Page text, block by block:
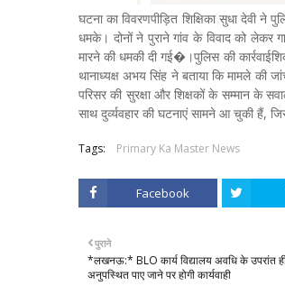
घटना का विवरणपीड़ित शिक्षिका सुधा देवी ने
धमके। दोनों ने पुराने गांव के विवाद को लेकर
मारने की धमकी दी गई�।पुलिस की
थानाध्यक्ष अभय सिंह ने बताया कि मामले की
परिसर की सुरक्षा और शिक्षकों के सम्मान के
साथ दुर्व्यवहार की घटनाएं सामने आ चुकी हैं,
Tags: Primary Ka Master News
Facebook
पुराने
*लखनऊ:* BLO कार्य विद्यालय अवधि के उपरांत ही
अनुपस्थित पाए जाने पर होगी कार्यवाही